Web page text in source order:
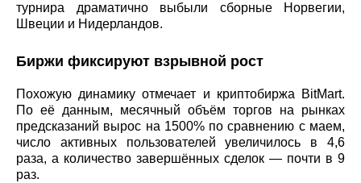
турнира драматично выбыли сборные Норвегии,
Швеции и Нидерландов.
Биржи фиксируют взрывной рост
Похожую динамику отмечает и криптобиржа BitMart.
По её данным, месячный объём торгов на рынках
предсказаний вырос на 1500% по сравнению с маем,
число активных пользователей увеличилось в 4,6
раза, а количество завершённых сделок — почти в 9
раз.